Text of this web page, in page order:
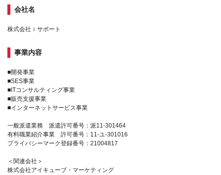
会社名
株式会社ｉサポート
事業内容
■開発事業
■SES事業
■ITコンサルティング事業
■販売支援事業
■インターネットサービス事業
一般派遣業務 派遣許可番号：派11-301464
有料職業紹介事業 許可番号：11-ユ-301016
プライバシーマーク登録番号：21004817
＜関連会社＞
株式会社アイキューブ・マーケティング